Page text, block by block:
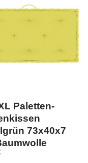
Paletten-
73x40x7